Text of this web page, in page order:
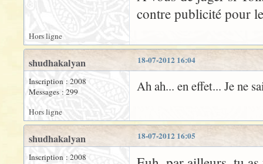
contre publicité pour
Hors ligne
18-07-2012 16:04
shudhakalyan
Inscription : 2008
Messages : 299
Ah ah... en effet... Je ne
Hors ligne
18-07-2012 16:05
shudhakalyan
Inscription : 2008